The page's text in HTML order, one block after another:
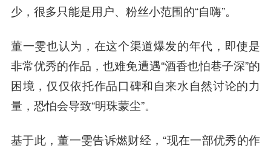
少，很多只能是用户、粉丝小范围的“自嗨”。
董一雯也认为，在这个渠道爆发的年代，即使是
非常优秀的作品，也难免遭遇“酒香也怕巷子深”的
困境，仅仅依托作品口碑和自来水自然讨论的力
量，恐怕会导致“明珠蒙尘”。
基于此，董一雯告诉燃财经，“现在一部优秀的作